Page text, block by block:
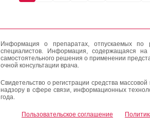
Информация о препаратах, отпускаемых по
специалистов. Информация, содержащаяся
самостоятельного решения о применении
очной консультации врача.
Свидетельство о регистрации средства
надзору в сфере связи, информационных
года.
Пользовательское соглашение